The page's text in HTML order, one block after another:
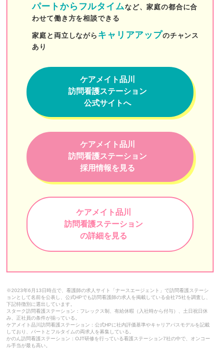
ヘルパーステーション中野
LE在宅・施設 訪問看護・リハビリステーション
佐々訪問看護ステーション
ホウカンTOKYO
訪問看護ステーション東大前
こころ訪問看護リハビリステーション板橋
おうちにかえろう。病院
みなみ東京訪問看護ステーション
マハロ豊洲訪問看護リハビリステーション
目黒中央訪問看護ステーション
ガイア訪問看護ステーション
訪問看護ステーション都葦
LCC訪問看護ステーション
てとめ訪問看護ステーション江戸川
パートからフルタイムなど、家庭の都合に合
わせて働き方を相談できる
家庭と両立しながらキャリアアップのチャンス
あり
ケアメイト品川
訪問看護ステーション
公式サイトへ
ケアメイト品川
訪問看護ステーション
採用情報を見る
ケアメイト品川
訪問看護ステーション
の詳細を見る
※2023年6月13日時点で、看護師の求人サイト「ナースエージェント」で訪問看護ステーシ
ョンとして名前を公表し、公式HPでも訪問看護師の求人を掲載している会社75社を調査し、
下記特徴別に選出しています。
スターク訪問看護ステーション：フレックス制、有給休暇（入社時から付与）、土日祝日休
み、正社員の条件が揃っている。
ケアメイト品川訪問看護ステーション：公式HPに社内評価基準やキャリアパスモデルを記載
しており、パートとフルタイムの両求人を募集している。
かのん訪問看護ステーション：OJT研修を行っている看護ステーション7社の中で、オンコー
ル手当が最も高い。